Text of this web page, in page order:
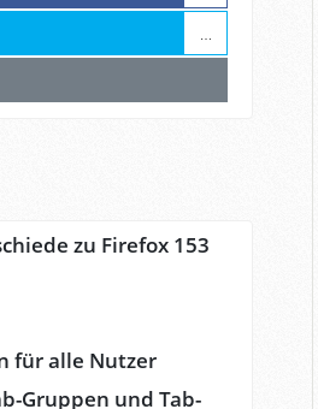
…
zu Firefox 153
für alle Nutzer
Gruppen und Tab-